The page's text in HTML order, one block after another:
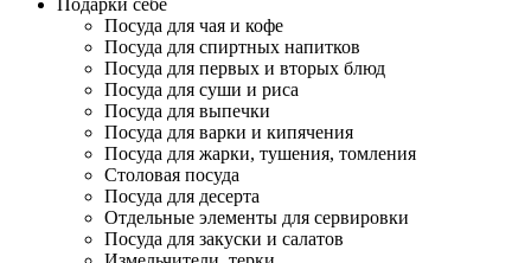
Подарки себе
Посуда для чая и кофе
Посуда для спиртных напитков
Посуда для первых и вторых блюд
Посуда для суши и риса
Посуда для выпечки
Посуда для варки и кипячения
Посуда для жарки, тушения, томления
Столовая посуда
Посуда для десерта
Отдельные элементы для сервировки
Посуда для закуски и салатов